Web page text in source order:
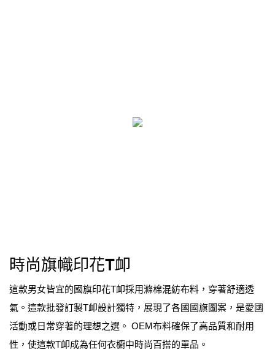
時尚旗幟印花T卹
這款男女皆宜的國旗印花T卹採用滌棉混紡布料，穿著舒適透
氣。這款批發訂製T卹設計獨特，展現了各國國旗圖案，是愛國
活動或日常穿著的理想之選。 OEM布料確保了高品質和耐用
性，使這款T卹成為任何衣櫥中時尚百搭的單品。